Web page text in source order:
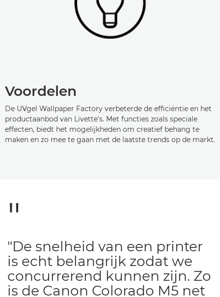
Voordelen
De UVgel Wallpaper Factory verbeterde de efficiëntie en het
productaanbod van Livette's. Met functies zoals speciale
effecten, biedt het mogelijkheden om creatief behang te
maken en zo mee te gaan met de laatste trends op de markt.
"De snelheid van een printer
is echt belangrijk zodat we
concurrerend kunnen zijn. Zo
is de Canon Colorado M5 net